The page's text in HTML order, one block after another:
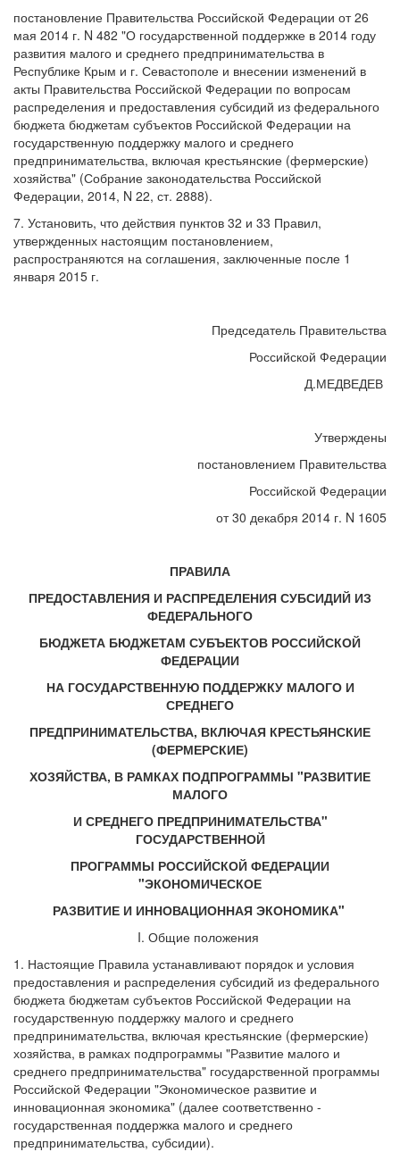
постановление Правительства Российской Федерации от 26
мая 2014 г. N 482 "О государственной поддержке в 2014 году
развития малого и среднего предпринимательства в
Республике Крым и г. Севастополе и внесении изменений в
акты Правительства Российской Федерации по вопросам
распределения и предоставления субсидий из федерального
бюджета бюджетам субъектов Российской Федерации на
государственную поддержку малого и среднего
предпринимательства, включая крестьянские (фермерские)
хозяйства" (Собрание законодательства Российской
Федерации, 2014, N 22, ст. 2888).
7. Установить, что действия пунктов 32 и 33 Правил,
утвержденных настоящим постановлением,
распространяются на соглашения, заключенные после 1
января 2015 г.
Председатель Правительства
Российской Федерации
Д.МЕДВЕДЕВ
Утверждены
постановлением Правительства
Российской Федерации
от 30 декабря 2014 г. N 1605
ПРАВИЛА
ПРЕДОСТАВЛЕНИЯ И РАСПРЕДЕЛЕНИЯ СУБСИДИЙ ИЗ
ФЕДЕРАЛЬНОГО
БЮДЖЕТА БЮДЖЕТАМ СУБЪЕКТОВ РОССИЙСКОЙ
ФЕДЕРАЦИИ
НА ГОСУДАРСТВЕННУЮ ПОДДЕРЖКУ МАЛОГО И
СРЕДНЕГО
ПРЕДПРИНИМАТЕЛЬСТВА, ВКЛЮЧАЯ КРЕСТЬЯНСКИЕ
(ФЕРМЕРСКИЕ)
ХОЗЯЙСТВА, В РАМКАХ ПОДПРОГРАММЫ "РАЗВИТИЕ
МАЛОГО
И СРЕДНЕГО ПРЕДПРИНИМАТЕЛЬСТВА"
ГОСУДАРСТВЕННОЙ
ПРОГРАММЫ РОССИЙСКОЙ ФЕДЕРАЦИИ
"ЭКОНОМИЧЕСКОЕ
РАЗВИТИЕ И ИННОВАЦИОННАЯ ЭКОНОМИКА"
I. Общие положения
1. Настоящие Правила устанавливают порядок и условия
предоставления и распределения субсидий из федерального
бюджета бюджетам субъектов Российской Федерации на
государственную поддержку малого и среднего
предпринимательства, включая крестьянские (фермерские)
хозяйства, в рамках подпрограммы "Развитие малого и
среднего предпринимательства" государственной программы
Российской Федерации "Экономическое развитие и
инновационная экономика" (далее соответственно -
государственная поддержка малого и среднего
предпринимательства, субсидии).